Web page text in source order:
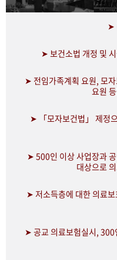
➤
➤ 보건소법 개정 및
➤ 전임가족계획 요원, 모
요원
➤ 「모자보건법」 제정
➤ 500인 이상 사업장과
대상으로
➤ 저소득층에 대한 의료
➤ 공교 의료보험실시, 300